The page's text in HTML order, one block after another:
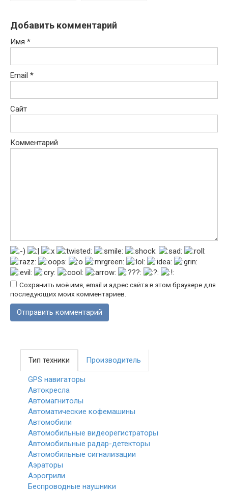
Добавить комментарий
Имя *
Email *
Сайт
Комментарий
Сохранить моё имя, email и адрес сайта в этом браузере для
последующих моих комментариев.
Тип техники Производитель
GPS навигаторы
Автокресла
Автомагнитолы
Автоматические кофемашины
Автомобили
Автомобильные видеорегистраторы
Автомобильные радар-детекторы
Автомобильные сигнализации
Аэраторы
Аэрогрили
Беспроводные наушники